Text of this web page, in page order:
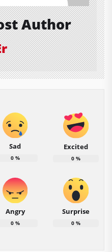
Author
Sad
0%
Excited
0 %
Angry
0%
Surprise
0 %